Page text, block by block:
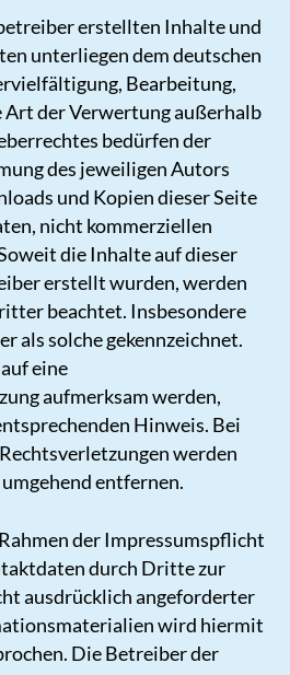
erstellten Inhalte und
unterliegen dem deutschen
Bearbeitung,
Art der Verwertung außerhalb
bedürfen der
des jeweiligen Autors
und Kopien dieser Seite
nicht kommerziellen
die Inhalte auf dieser
erstellt wurden, werden
beachtet. Insbesondere
als solche gekennzeichnet.
eine
aufmerksam werden,
Hinweis. Bei
werden
entfernen.
der Impressumspflicht
durch Dritte zur
ausdrücklich angeforderter
wird hiermit
Die Betreiber der